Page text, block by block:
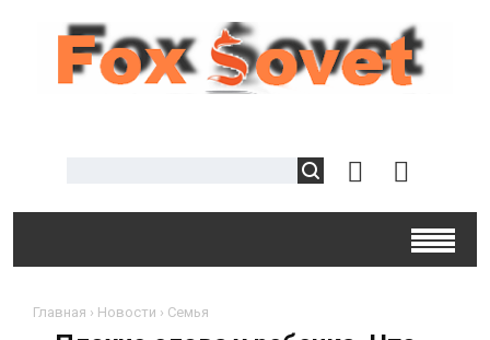
Главная › Новости › Семья